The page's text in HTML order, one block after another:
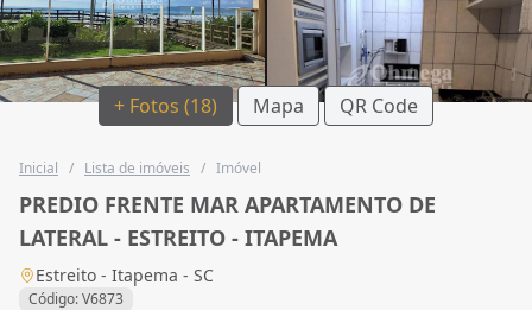
+ Fotos (18) Mapa QR Code
Inicial / Lista de imóveis / Imóvel
PREDIO FRENTE MAR APARTAMENTO DE
LATERAL - ESTREITO - ITAPEMA
Estreito - Itapema - SC
Código: V6873